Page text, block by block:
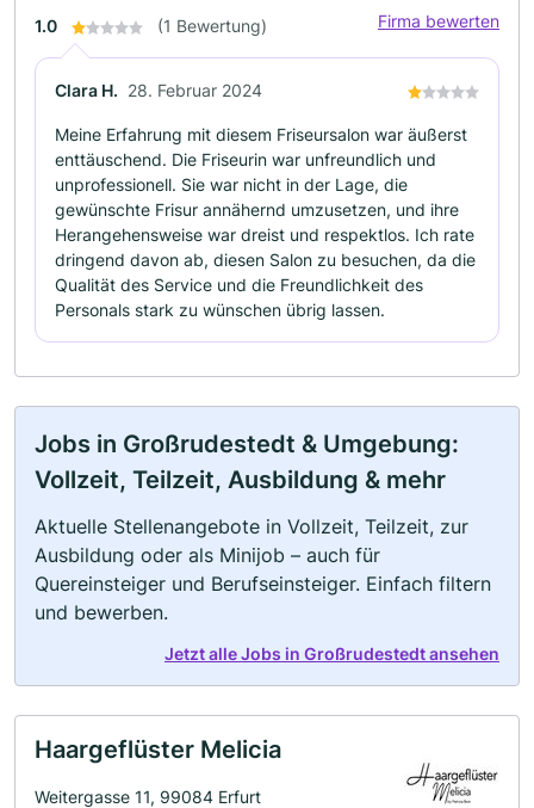
1.0 (1 Bewertung) Firma bewerten
Clara H. 28. Februar 2024
Meine Erfahrung mit diesem Friseursalon war äußerst
enttäuschend. Die Friseurin war unfreundlich und
unprofessionell. Sie war nicht in der Lage, die
gewünschte Frisur annähernd umzusetzen, und ihre
Herangehensweise war dreist und respektlos. Ich rate
dringend davon ab, diesen Salon zu besuchen, da die
Qualität des Service und die Freundlichkeit des
Personals stark zu wünschen übrig lassen.
Jobs in Großrudestedt & Umgebung:
Vollzeit, Teilzeit, Ausbildung & mehr
Aktuelle Stellenangebote in Vollzeit, Teilzeit, zur
Ausbildung oder als Minijob – auch für
Quereinsteiger und Berufseinsteiger. Einfach filtern
und bewerben.
Jetzt alle Jobs in Großrudestedt ansehen
Haargeflüster Melicia
Weitergasse 11, 99084 Erfurt